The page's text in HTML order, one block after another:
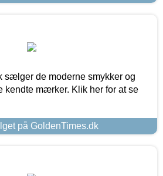
sælger de moderne smykker og
kendte mærker. Klik her for at se
på GoldenTimes.dk